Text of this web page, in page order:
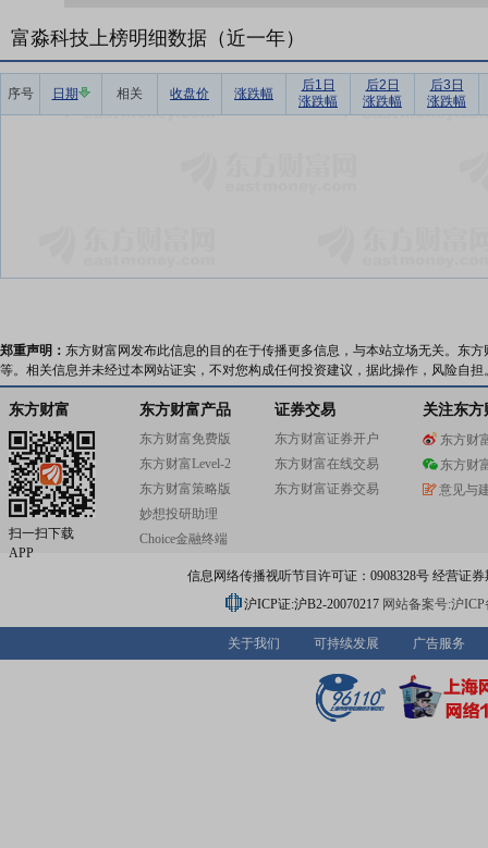
富淼科技上榜明细数据（近一年）
序号 日期 相关 收盘价 涨跌幅
后1日
涨跌幅
后2日
涨跌幅
后3日
涨跌幅
郑重声明： 东方财富网发布此信息的目的在于传播更多信息，与本站立场无关。东
等。相关信息并未经过本网站证实，不对您构成任何投资建议，据此操作，风险自担